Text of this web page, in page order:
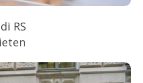
RS